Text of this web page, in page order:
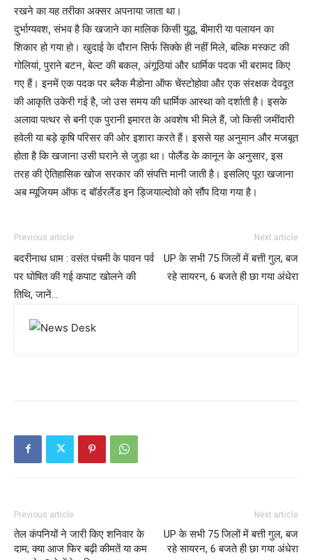
रखने का यह तरीका अक्सर अपनाया जाता था।
दुर्भाग्यवश, संभव है कि खजाने का मालिक किसी युद्ध, बीमारी या पलायन का
शिकार हो गया हो। खुदाई के दौरान सिर्फ सिक्के ही नहीं मिले, बल्कि मस्कट की
गोलियां, पुराने बटन, बेल्ट की बकल, अंगूठियां और धार्मिक पदक भी बरामद किए
गए हैं। इनमें एक पदक पर ब्लैक मैडोना ऑफ चेंस्टोहोवा और एक संरक्षक देवदूत
की आकृति उकेरी गई है, जो उस समय की धार्मिक आस्था को दर्शाती है। इसके
अलावा पत्थर से बनी एक पुरानी इमारत के अवशेष भी मिले हैं, जो किसी जमींदारी
हवेली या बड़े कृषि परिसर की ओर इशारा करते हैं। इससे यह अनुमान और मजबूत
होता है कि खजाना उसी घराने से जुड़ा था। पोलैंड के कानून के अनुसार, इस
तरह की ऐतिहासिक खोज सरकार की संपत्ति मानी जाती है। इसलिए पूरा खजाना
अब म्यूजियम ऑफ द बॉर्डरलैंड इन ड्जियाल्दोवो को सौंप दिया गया है।
Previous article
बदरीनाथ धाम : वसंत पंचमी के पावन पर्व
पर घोषित की गई कपाट खोलने की
तिथि, जानें…
Next article
UP के सभी 75 जिलों में बत्ती गुल, बज
रहे सायरन, 6 बजते ही छा गया अंधेरा
Previous article
तेल कंपनियों ने जारी किए शनिवार के
दाम; क्या आज फिर बढ़ी कीमतें या कम
Next article
UP के सभी 75 जिलों में बत्ती गुल, बज
रहे सायरन, 6 बजते ही छा गया अंधेरा